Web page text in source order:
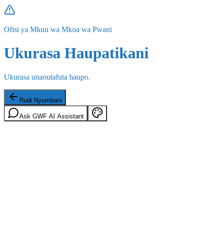
Ofisi ya Mkuu wa Mkoa wa Pwani
Ukurasa Haupatikani
Ukurasa unaoutafuta haupo.
Rudi Nyumbani
Ask GWF AI Assistant